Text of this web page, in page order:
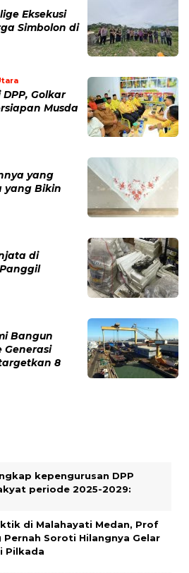
Eksekusi
Simbolon di
Golkar
Musda
yang
yang Bikin
di
Bangun
Generasi
8
kepengurusan DPP
periode 2025-2029:
di Malahayati Medan, Prof
Pernah Soroti Hilangnya Gelar
Pilkada